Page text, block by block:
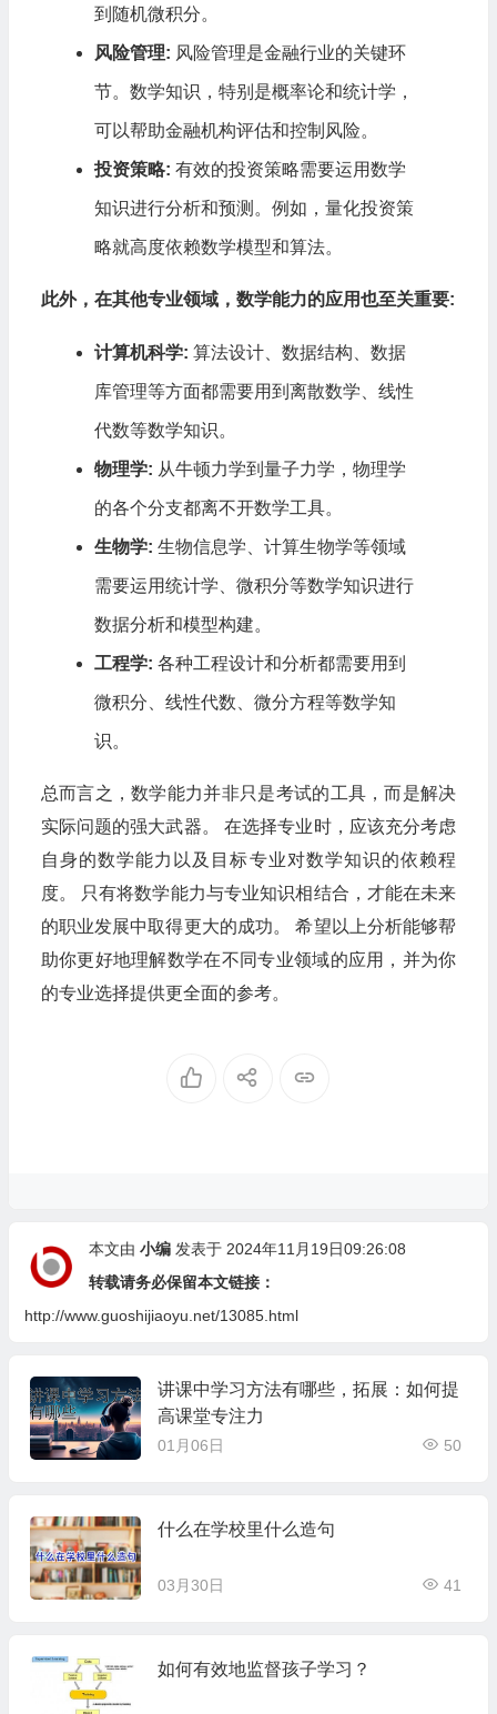
到随机微积分。
风险管理: 风险管理是金融行业的关键环
节。数学知识，特别是概率论和统计学，
可以帮助金融机构评估和控制风险。
投资策略: 有效的投资策略需要运用数学
知识进行分析和预测。例如，量化投资策
略就高度依赖数学模型和算法。
此外，在其他专业领域，数学能力的应用也至关重要:
计算机科学: 算法设计、数据结构、数据
库管理等方面都需要用到离散数学、线性
代数等数学知识。
物理学: 从牛顿力学到量子力学，物理学
的各个分支都离不开数学工具。
生物学: 生物信息学、计算生物学等领域
需要运用统计学、微积分等数学知识进行
数据分析和模型构建。
工程学: 各种工程设计和分析都需要用到
微积分、线性代数、微分方程等数学知
识。
总而言之，数学能力并非只是考试的工具，而是解决
实际问题的强大武器。 在选择专业时，应该充分考虑
自身的数学能力以及目标专业对数学知识的依赖程
度。 只有将数学能力与专业知识相结合，才能在未来
的职业发展中取得更大的成功。 希望以上分析能够帮
助你更好地理解数学在不同专业领域的应用，并为你
的专业选择提供更全面的参考。
本文由 小编发表于 2024年11月19日09:26:08
转载请务必保留本文链接：
http://www.guoshijiaoyu.net/13085.html
讲课中学习方法有哪些，拓展：如何提
高课堂专注力
01月06日 50
什么在学校里什么造句
03月30日 41
如何有效地监督孩子学习？